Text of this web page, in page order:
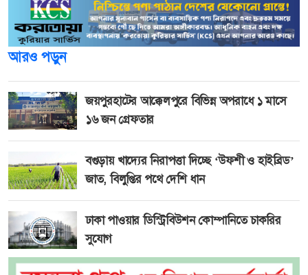
আরও পড়ুন
জয়পুরহাটের আক্কেলপুরে বিভিন্ন অপরাধে ১ মাসে
১৬ জন গ্রেফতার
বগুড়ায় খাদ্যের নিরাপত্তা দিচ্ছে ‘উফশী ও হাইব্রিড’
জাত, বিলুপ্তির পথে দেশি ধান
ঢাকা পাওয়ার ডিস্ট্রিবিউশন কোম্পানিতে চাকরির
সুযোগ